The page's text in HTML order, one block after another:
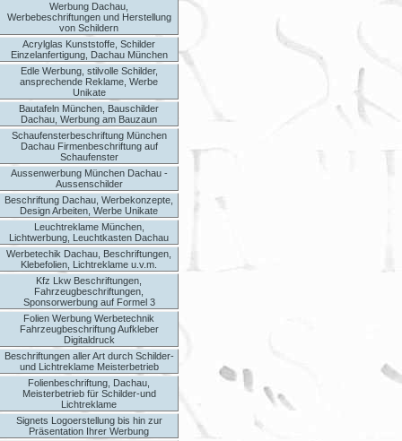
Werbung Dachau,
Werbebeschriftungen und Herstellung
von Schildern
Acrylglas Kunststoffe, Schilder
Einzelanfertigung, Dachau München
Edle Werbung, stilvolle Schilder,
ansprechende Reklame, Werbe
Unikate
Bautafeln München, Bauschilder
Dachau, Werbung am Bauzaun
Schaufensterbeschriftung München
Dachau Firmenbeschriftung auf
Schaufenster
Aussenwerbung München Dachau -
Aussenschilder
Beschriftung Dachau, Werbekonzepte,
Design Arbeiten, Werbe Unikate
Leuchtreklame München,
Lichtwerbung, Leuchtkasten Dachau
Werbetechik Dachau, Beschriftungen,
Klebefolien, Lichtreklame u.v.m.
Kfz Lkw Beschriftungen,
Fahrzeugbeschriftungen,
Sponsorwerbung auf Formel 3
Folien Werbung Werbetechnik
Fahrzeugbeschriftung Aufkleber
Digitaldruck
Beschriftungen aller Art durch Schilder-
und Lichtreklame Meisterbetrieb
Folienbeschriftung, Dachau,
Meisterbetrieb für Schilder-und
Lichtreklame
Signets Logoerstellung bis hin zur
Präsentation Ihrer Werbung